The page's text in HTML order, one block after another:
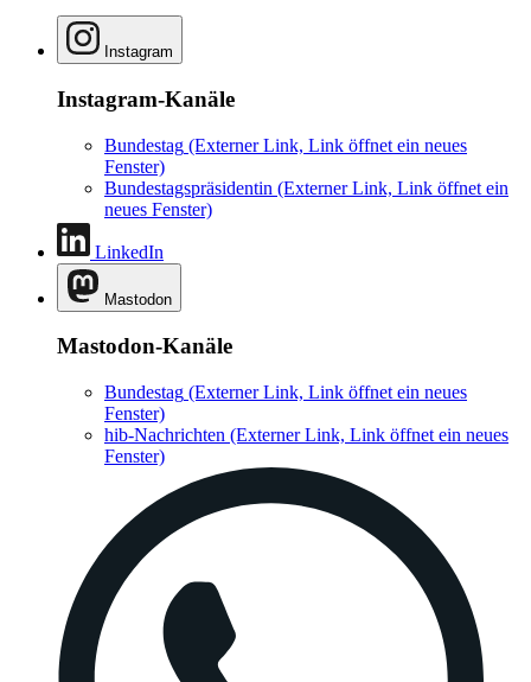
Instagram
Instagram-Kanäle
Bundestag (Externer Link, Link öffnet ein neues
Fenster)
Bundestagspräsidentin (Externer Link, Link öffnet ein
neues Fenster)
LinkedIn
Mastodon
Mastodon-Kanäle
Bundestag (Externer Link, Link öffnet ein neues
Fenster)
hib-Nachrichten (Externer Link, Link öffnet ein neues
Fenster)